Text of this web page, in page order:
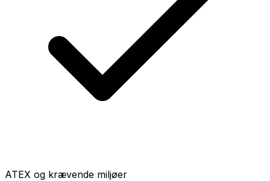
ATEX og krævende miljøer